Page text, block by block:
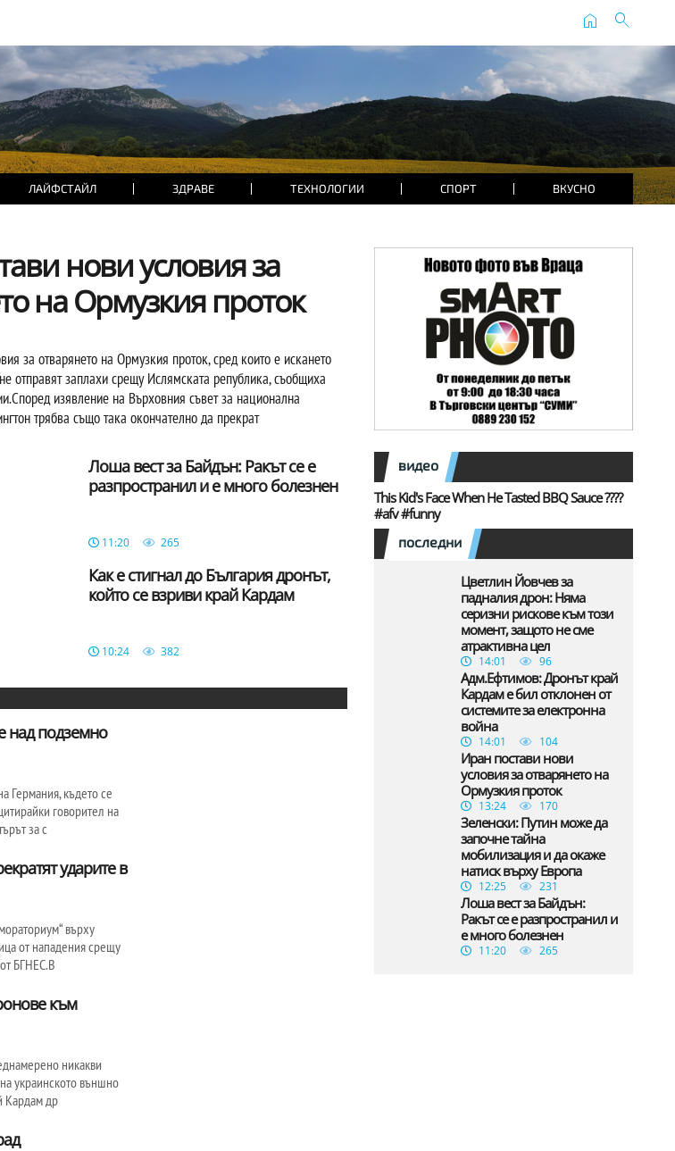
home search
ЛАЙФСТАЙЛ ЗДРАВЕ ТЕХНОЛОГИИ СПОРТ ВКУСНО
нови условия за
на Ормузкия проток
за отварянето на Ормузкия проток, сред които е искането
отправят заплахи срещу Ислямската република, съобщиха
изявление на Върховния съвет за национална
трябва също така окончателно да прекрат
Лоша вест за Байдън: Ракът се е
разпространил и е много болезнен
11:20 265
Как е стигнал до България дронът,
който се взриви край Кардам
10:24 382
над подземно
Германия, където се
говорител на
за с
ударите в
върху
от нападения срещу
БГНЕС.В
към
никакви
украинското външно
Кардам др
видео
This Kid's Face When He Tasted BBQ Sauce ????
#afv #funny
последни
Цветлин Йовчев за
падналия дрон: Няма
серизни рискове към този
момент, защото не сме
атрактивна цел
14:01 96
Адм.Ефтимов: Дронът край
Кардам е бил отклонен от
системите за електронна
война
14:01 104
Иран постави нови
условия за отварянето на
Ормузкия проток
13:24 170
Зеленски: Путин може да
започне тайна
мобилизация и да окаже
натиск върху Европа
12:25 231
Лоша вест за Байдън:
Ракът се е разпространил и
е много болезнен
11:20 265